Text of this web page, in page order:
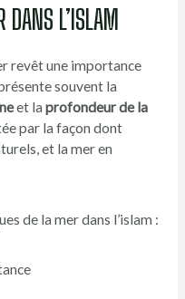
DANS L’ISLAM
revêt une importance
souvent la
et la profondeur de la
par la façon dont
et la mer en
de la mer dans l’islam :